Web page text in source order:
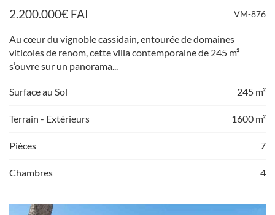
2.200.000€ FAI VM-876
Au cœur du vignoble cassidain, entourée de domaines
viticoles de renom, cette villa contemporaine de 245 m²
s’ouvre sur un panorama...
Surface au Sol 245 m²
Terrain - Extérieurs 1600 m²
Pièces 7
Chambres 4